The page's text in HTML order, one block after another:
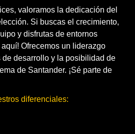
valoramos la dedicación del
Si buscas el crecimiento,
y disfrutas de entornos
Ofrecemos un liderazgo
desarrollo y la posibilidad de
de Santander. ¡Sé parte de
diferenciales: